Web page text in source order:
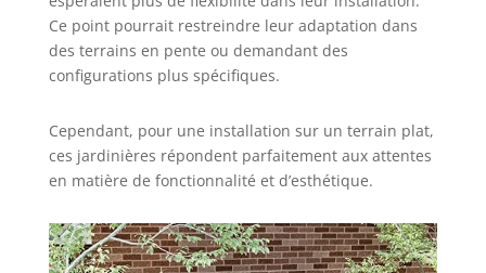
nécessaire
Ce point pourrait restreindre leur adaptation dans
des terrains en pente ou demandant des
configurations plus spécifiques.
Cependant, pour une installation sur un terrain plat,
ces jardinières répondent parfaitement aux attentes
en matière de fonctionnalité et d’esthétique.